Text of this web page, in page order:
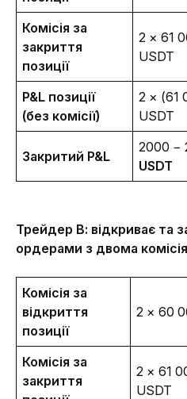
Комісія за
закриття
позиції
2 × 61
USDT
P&L позиції
(без комісії)
2 × (61
USDT
Закритий P&L
2000 −
USDT
Трейдер В: відкриває та
ордерами з двома
Комісія за
відкриття
позиції
Комісія за
закриття
2 × 61
USDT